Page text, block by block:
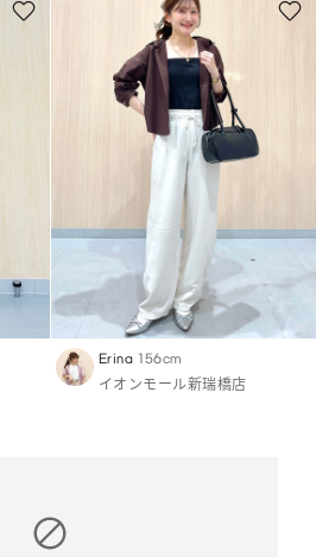
Erina 156cm
イオンモール新瑞橋店